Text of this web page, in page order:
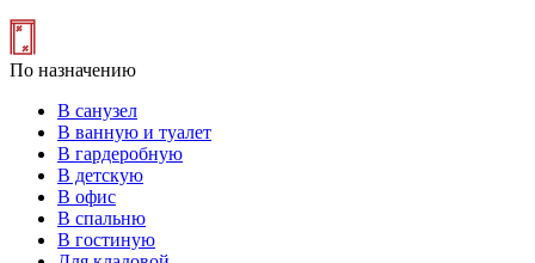
По назначению
В санузел
В ванную и туалет
В гардеробную
В детскую
В офис
В спальню
В гостиную